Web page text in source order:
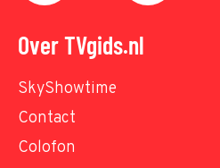
Over TVgids.nl
SkyShowtime
Contact
Colofon